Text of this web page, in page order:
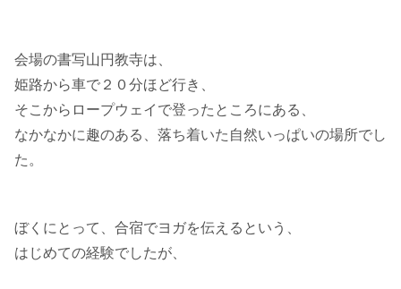
会場の書写山円教寺は、
姫路から車で２０分ほど行き、
そこからロープウェイで登ったところにある、
なかなかに趣のある、落ち着いた自然いっぱいの場所でし
た。
ぼくにとって、合宿でヨガを伝えるという、
はじめての経験でしたが、